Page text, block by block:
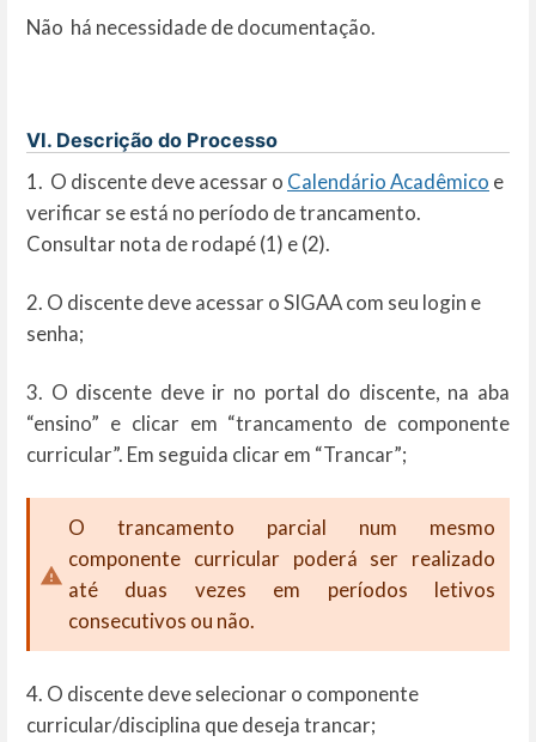
Não há necessidade de documentação.
VI. Descrição do Processo
1. O discente deve acessar o Calendário Acadêmico e
verificar se está no período de trancamento.
Consultar nota de rodapé (1) e (2).
2. O discente deve acessar o SIGAA com seu login e
senha;
3. O discente deve ir no portal do discente, na aba
“ensino” e clicar em “trancamento de componente
curricular”. Em seguida clicar em “Trancar”;
O trancamento parcial num mesmo
componente curricular poderá ser realizado
até duas vezes em períodos letivos
consecutivos ou não.
4. O discente deve selecionar o componente
curricular/disciplina que deseja trancar;